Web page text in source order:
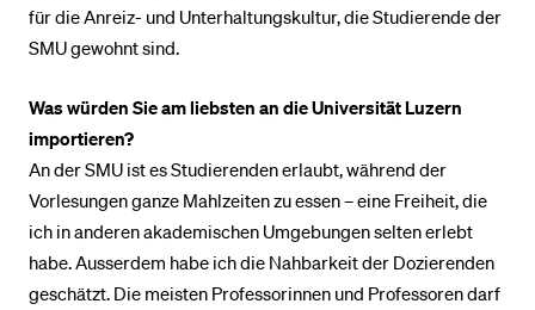
für die Anreiz- und Unterhaltungskultur, die Studierende der
SMU gewohnt sind.
Was würden Sie am liebsten an die Universität Luzern
importieren?
An der SMU ist es Studierenden erlaubt, während der
Vorlesungen ganze Mahlzeiten zu essen – eine Freiheit, die
ich in anderen akademischen Umgebungen selten erlebt
habe. Ausserdem habe ich die Nahbarkeit der Dozierenden
geschätzt. Die meisten Professorinnen und Professoren darf